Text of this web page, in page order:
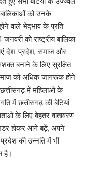
बालिकाओं को उनके
वाले भेदभाव के प्रति
को राष्ट्रीय बालिका
देश-प्रदेश, समाज और
बनाने के लिए सुरक्षित
को अधिक जागरूक होने
में महिलाओं के
में छत्तीसगढ़ की बेटियां
के लिए बेहतर वातावरण
होकर आगे बढ़ें, अपने
की उन्नति में भी
है।